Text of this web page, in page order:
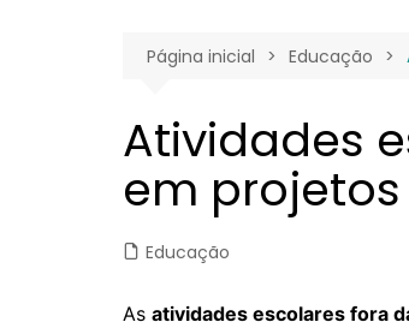
Página inicial Educação
Atividades
em
Educação
As atividades escolares fora